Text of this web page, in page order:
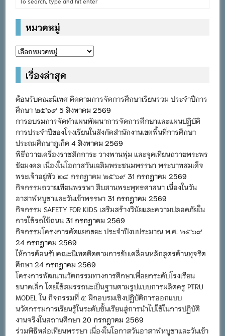
หมวดหมู่
หมวด
เรื่องล่าสุด
ต้อนรับคณะนิเทศ ติดตามการจัดการศึกษาเรียนรวม ประจำปีการ
ศึกษา ๒๕๖๙ 5 สิงหาคม 2569
การอบรมการจัดทำแผนพัฒนาการจัดการศึกษาและแผนปฏิบัติ
การประจำปีของโรงเรียนในสังกัดสำนักงานเขตพื้นที่การศึกษา
ประถมศึกษาภูเก็ต 4 สิงหาคม 2569
พิธีถวายเครื่องราชสักการะ วางพานพุ่ม และจุดเทียนถวายพระพร
ชัยมงคล เนื่องในโอกาสวันเฉลิมพระชนมพรรษา พระบาทสมเด็จ
พระเจ้าอยู่หัว ๒๘ กรกฎาคม ๒๕๖๙ 31 กรกฎาคม 2569
กิจกรรมถวายเทียนพรรษา สืบสานพระพุทธศาสนา เนื่องในวัน
อาสาฬหบูชาและวันเข้าพรรษา 31 กรกฎาคม 2569
กิจกรรม SAFETY FOR KIDS เสริมสร้างวินัยและความปลอดภัยใน
การใช้รถใช้ถนน 31 กรกฎาคม 2569
กิจกรรมโครงการคัดแยกขยะ ประจำปีงบประมาณ พ.ศ. ๒๕๖๙
24 กรกฎาคม 2569
ให้การต้อนรับคณะนิเทศติดตามการขับเคลื่อนหลักสูตรต้านทุจริต
ศึกษา 24 กรกฎาคม 2569
โครงการพัฒนานวัตกรรมทางการศึกษาเพื่อยกระดับโรงเรียน
ขนาดเล็ก โดยใช้สมรรถนะเป็นฐานตามรูปแบบการผลิตครู PTRU
MODEL ใน กิจกรรมที่ ๕ ฝึกอบรมเชิงปฏิบัติการออกแบบ
นวัตกรรมการเรียนรู้ในระดับชั้นเรียนสู่การนำไปใช้ในการปฏิบัติ
งานจริงในสถานศึกษา 20 กรกฎาคม 2569
ร่วมพิธีหล่อเทียนพรรษา เนื่องในโอกาสวันอาสาฬหบูชาและวันเข้า